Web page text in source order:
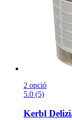
2 opció
5.0 (5)
Kerbl